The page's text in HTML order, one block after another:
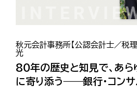
秋元会計事務所【公認会計士／税
光
80年の歴史と知見で、あら
に寄り添う——銀行・コン